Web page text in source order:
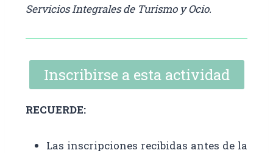
Servicios Integrales de Turismo y Ocio.
Inscribirse a esta actividad
RECUERDE:
Las inscripciones recibidas antes de la